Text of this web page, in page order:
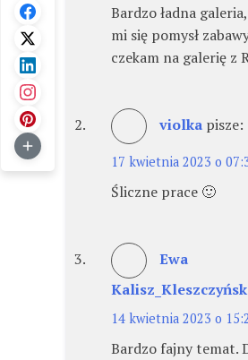
Bardzo ładna
mi się pomysł
czekam na galerię z
violka pisze:
17 kwietnia 2023 o
Śliczne prace 🙂
Ewa
14 kwietnia 2023 o
Bardzo fajny temat.